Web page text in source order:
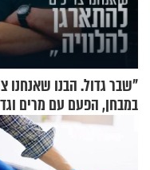
"שבר גדול. הבנו שאנחנו
במבחן, הפעם עם מרים וגד